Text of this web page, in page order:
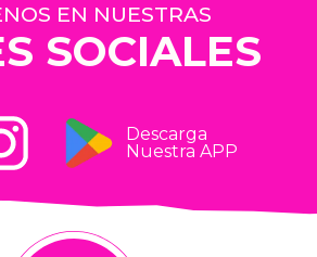
EN NUESTRAS
SOCIALES
Descarga
Nuestra APP